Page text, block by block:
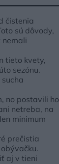
čistenia
sú dôvody,
nemali
tieto kvety,
sezónu.
no postavili ho
netreba, na
minimum
prečistia
aj v tieni